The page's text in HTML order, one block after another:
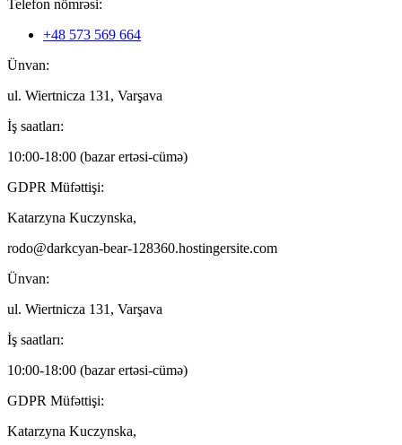
Telefon nömrəsi:
+48 573 569 664
Ünvan:
ul. Wiertnicza 131, Varşava
İş saatları:
10:00-18:00 (bazar ertəsi-cümə)
GDPR Müfəttişi:
Katarzyna Kuczynska,
rodo@darkcyan-bear-128360.hostingersite.com
Ünvan:
ul. Wiertnicza 131, Varşava
İş saatları:
10:00-18:00 (bazar ertəsi-cümə)
GDPR Müfəttişi:
Katarzyna Kuczynska,